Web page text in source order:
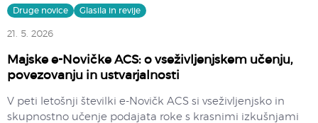
Druge novice Glasila in revije
21. 5. 2026
Majske e-Novičke ACS: o vseživljenjskem učenju,
povezovanju in ustvarjalnosti
V peti letošnji številki e-Novičk ACS si vseživljenjsko in
skupnostno učenje podajata roke s krasnimi izkušnjami